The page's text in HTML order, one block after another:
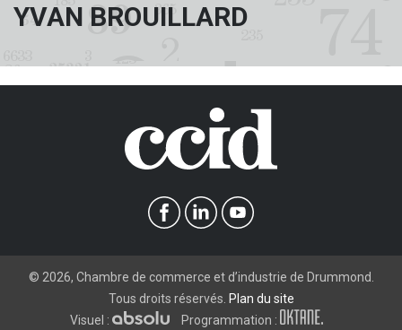
YVAN BROUILLARD
© 2026, Chambre de commerce et d’industrie de Drummond.
Tous droits réservés. Plan du site
Visuel :
Programmation :